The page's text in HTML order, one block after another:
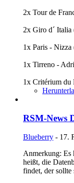
2x Tour de
2x Giro d´
1x Paris -
1x Tirreno -
1x Critérium
RSM-News
Blueberry - 17.
Anmerkung: Es
heißt, die
findet, der sollte